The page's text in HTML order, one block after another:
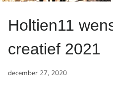
Holtien11
creatief 2021
december 27, 2020